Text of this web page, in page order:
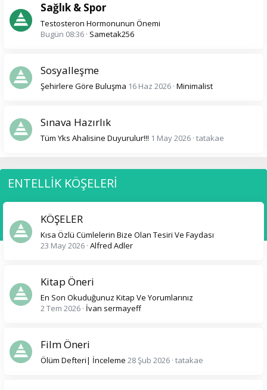
Sağlık & Spor
Testosteron Hormonunun Önemi
Bugün 08:36 Sametak256
Sosyalleşme
Şehirlere Göre Buluşma 16 Haz 2026 Minimalist
Sınava Hazırlık
Tüm Yks Ahalisine Duyurulur!!! 1 May 2026 tatakae
ENTELLİK KÖŞELERİ
KÖŞELER
Kısa Özlü Cümlelerin Bize Olan Tesiri Ve Faydası
23 May 2026 Alfred Adler
Kitap Öneri
En Son Okuduğunuz Kitap Ve Yorumlarınız
2 Tem 2026 İvan sermayeff
Film Öneri
Ölüm Defteri| İnceleme 28 Şub 2026 tatakae